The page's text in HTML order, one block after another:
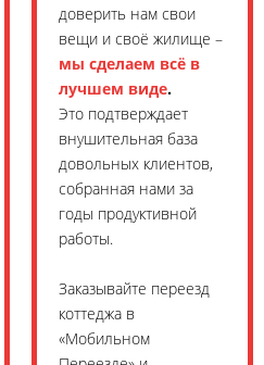
доверить нам свои
вещи и своё жилище –
мы сделаем всё в
лучшем виде.
Это подтверждает
внушительная база
довольных клиентов,
собранная нами за
годы продуктивной
работы.
Заказывайте переезд
коттеджа в
«Мобильном